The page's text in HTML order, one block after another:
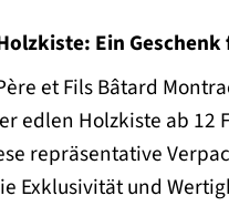
Ein
et Fils Bâtard
edlen Holzkiste ab 12
repräsentative
Exklusivität und